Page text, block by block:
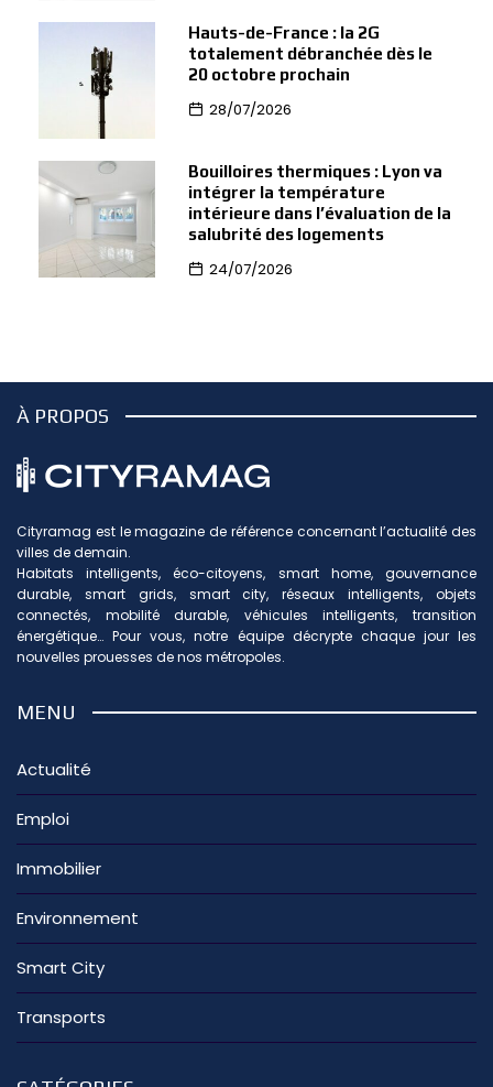
Hauts-de-France : la 2G
totalement débranchée dès le
20 octobre prochain
28/07/2026
Bouilloires thermiques : Lyon va
intégrer la température
intérieure dans l’évaluation de la
salubrité des logements
24/07/2026
À PROPOS
Cityramag est le magazine de référence concernant l’actualité des
villes de demain.
Habitats intelligents, éco-citoyens, smart home, gouvernance
durable, smart grids, smart city, réseaux intelligents, objets
connectés, mobilité durable, véhicules intelligents, transition
énergétique… Pour vous, notre équipe décrypte chaque jour les
nouvelles prouesses de nos métropoles.
MENU
Actualité
Emploi
Immobilier
Environnement
Smart City
Transports